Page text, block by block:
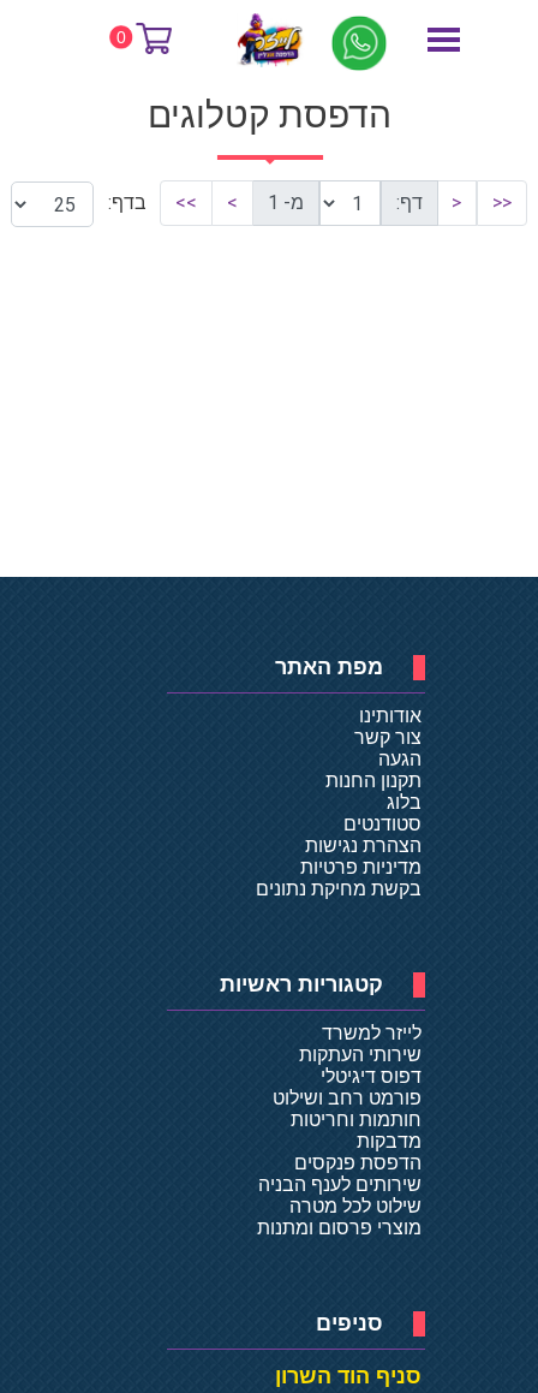
0 דף הבית הדפסת קטלוגים
הדפסת קטלוגים
<<
< דף: מ- 1 >
>> בדף:
מפת האתר
אודותינו
צור קשר
הגעה
תקנון החנות
בלוג
סטודנטים
הצהרת נגישות
מדיניות פרטיות
בקשת מחיקת נתונים
קטגוריות ראשיות
לייזר למשרד
שירותי העתקות
דפוס דיגיטלי
פורמט רחב ושילוט
חותמות וחריטות
מדבקות
הדפסת פנקסים
שירותים לענף הבניה
שילוט לכל מטרה
מוצרי פרסום ומתנות
סניפים
סניף הוד השרון